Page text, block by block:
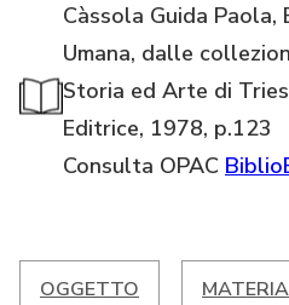
Càssola Guida
Umana, dalle
Storia ed Arte di
Editrice, 1978, p.123
Consulta OPAC
OGGETTO